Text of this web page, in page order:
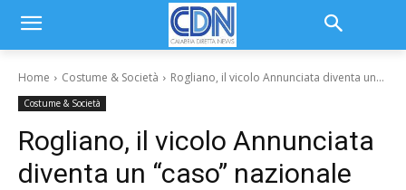
Home Costume & Società Rogliano, il vicolo Annunciata diventa un...
Costume & Società
Rogliano, il vicolo Annunciata
diventa un “caso” nazionale